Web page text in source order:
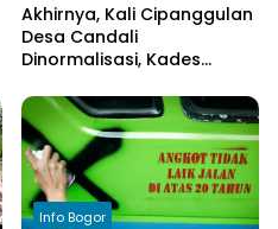
Akhirnya, Kali Cipanggulan
Desa Candali
Dinormalisasi, Kades
kepada Bupati Bogor
Info Bogor